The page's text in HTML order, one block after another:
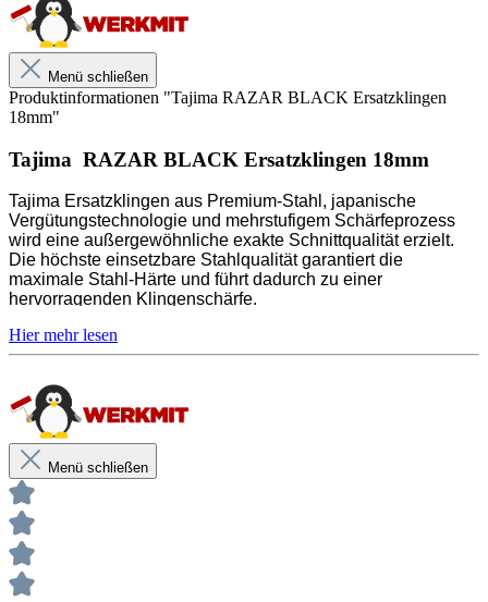
Premium Qualität, japanische
Vergütungstechnologie
Sichere Aufbewahrung im praktischem Spender
Gleitet zügig und leicht durch das Material
Extrem scharfe Klingen mit 8 Segmenten
Unsere anwendungstechnischen Empfehlungen dienen der
Unterstützung des Käufers bzw. Verarbeiters.
Sie entbinden nicht davon, unsere Produkte grundsätzlich auf ihre
Eignung für den vorgesehenen Anwendungszweck in eigener
Verantwortung zu prüfen.
Maßband Länge / Bandbreite:
Menü schließen
Produktinformationen "Tajima RAZAR BLACK Ersatzklingen
18mm"
Tajima RAZAR BLACK Ersatzklingen 18mm
Tajima Ersatzklingen aus Premium-Stahl, japanische
Vergütungstechnologie und mehrstufigem Schärfeprozess
wird eine außergewöhnliche exakte Schnittqualität erzielt.
Die höchste einsetzbare Stahlqualität garantiert die
maximale Stahl-Härte und führt dadurch zu einer
hervorragenden Klingenschärfe.
Extrem scharf, für präzise Schnitte auch von feinen
Streifen
Premium Qualität, japanische Vergütungstechnologie
Sichere Aufbewahrung im praktischem Spender
Menü schließen